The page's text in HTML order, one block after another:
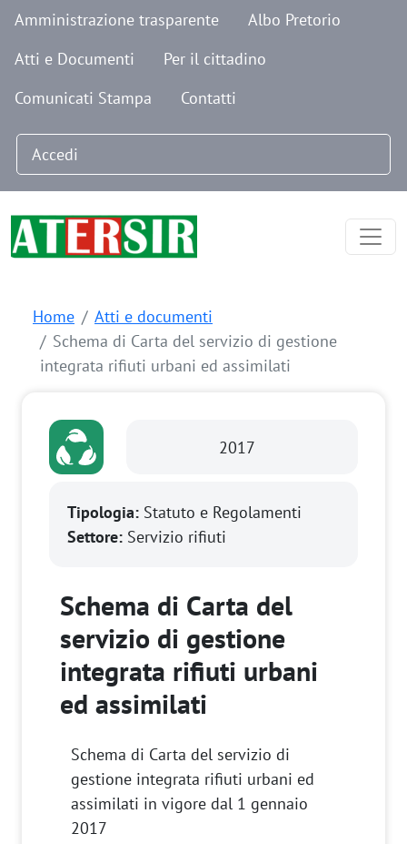
Salta al contenuto principale
Navigazione secondaria
Amministrazione trasparente
Albo Pretorio
Atti e Documenti
Per il cittadino
Comunicati Stampa
Contatti
Menu profilo utente
Accedi
Home
Atti e documenti
Schema di Carta del servizio di gestione
integrata rifiuti urbani ed assimilati
2017
Tipologia: Statuto e Regolamenti
Settore: Servizio rifiuti
Schema di Carta del
servizio di gestione
integrata rifiuti urbani
ed assimilati
Schema di Carta del servizio di
gestione integrata rifiuti urbani ed
assimilati in vigore dal 1 gennaio
2017